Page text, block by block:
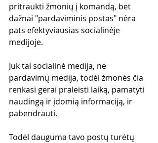
pritraukti žmonių į komandą, bet
dažnai "pardaviminis postas" nėra
pats efektyviausias socialinėje
medijoje.
Juk tai socialinė medija, ne
pardavimų medija, todėl žmonės čia
renkasi gerai praleisti laiką, pamatyti
naudingą ir įdomią informaciją, ir
pabendrauti.
Todėl dauguma tavo postų turėtų